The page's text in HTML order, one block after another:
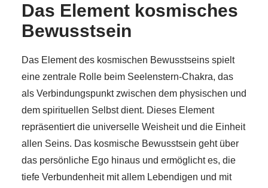
Das Element kosmisches
Bewusstsein
Das Element des kosmischen Bewusstseins spielt
eine zentrale Rolle beim Seelenstern-Chakra, das
als Verbindungspunkt zwischen dem physischen und
dem spirituellen Selbst dient. Dieses Element
repräsentiert die universelle Weisheit und die Einheit
allen Seins. Das kosmische Bewusstsein geht über
das persönliche Ego hinaus und ermöglicht es, die
tiefe Verbundenheit mit allem Lebendigen und mit